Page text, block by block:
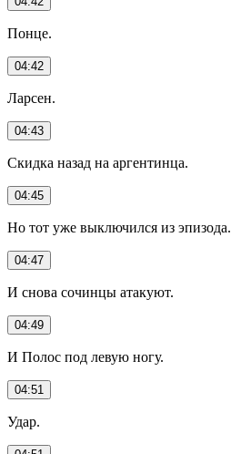
Понце.
04:42
Ларсен.
04:43
Скидка назад на аргентинца.
04:45
Но тот уже выключился из эпизода.
04:47
И снова сочинцы атакуют.
04:49
И Полос под левую ногу.
04:51
Удар.